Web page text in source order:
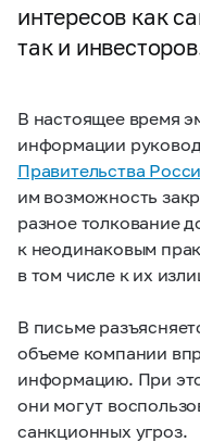
интересов как
так и
В настоящее время
информации
Правительства
им возможность
разное толкование
к неодинаковым
в том числе к их
В письме
объеме компании
информацию. При
они могут
санкционных угроз.